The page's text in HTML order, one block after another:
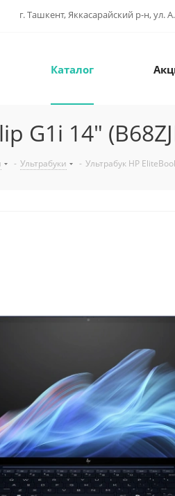
г. Ташкент, Яккасарайский р-н, ул.
Каталог
G1i 14"
- Ультрабуки - Ультрабук HP